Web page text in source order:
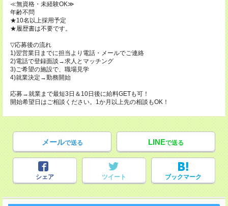
≪無資格・未経験OK≫
年齢不問
★10名以上採用予定
★履歴書は不要です。
▽応募後の流れ
1)翌営業日までに担当より電話・メールでご連絡
2)電話で登録面談→求人とマッチング
3)ご希望の施設で、職場見学
4)就業決定→勤務開始
応募→就業まで最短3日＆10日後に給料GETも可！
開始希望日はご相談ください。1か月以上先の相談もOK！
メールで送る LINEで送る
シェア ツイート ブックマーク